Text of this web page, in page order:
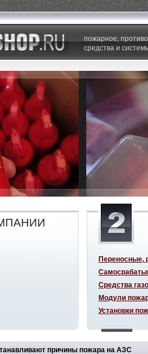
причины пожара на АЗС
пожарное,
средства и
Переносные,
Средства
Модули
Установки